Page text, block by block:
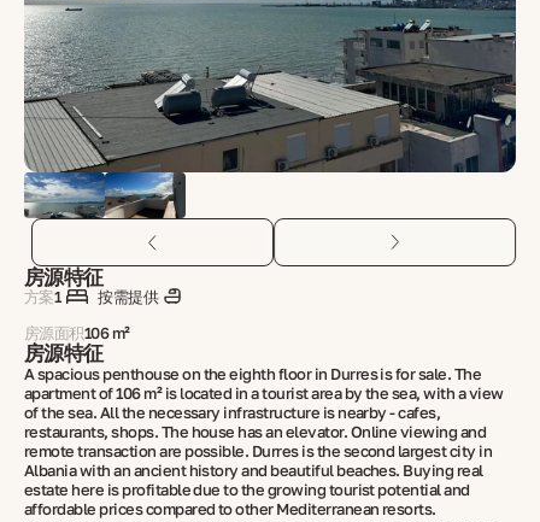
房源特征
方案1
按需提供
房源面积106 m²
房源特征
A spacious penthouse on the eighth floor in Durres is for sale. The
apartment of 106 m² is located in a tourist area by the sea, with a view
of the sea. All the necessary infrastructure is nearby - cafes,
restaurants, shops. The house has an elevator. Online viewing and
remote transaction are possible. Durres is the second largest city in
Albania with an ancient history and beautiful beaches. Buying real
estate here is profitable due to the growing tourist potential and
affordable prices compared to other Mediterranean resorts.